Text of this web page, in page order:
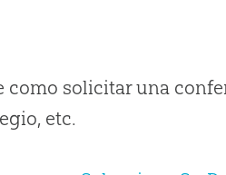
como solicitar una
etc.